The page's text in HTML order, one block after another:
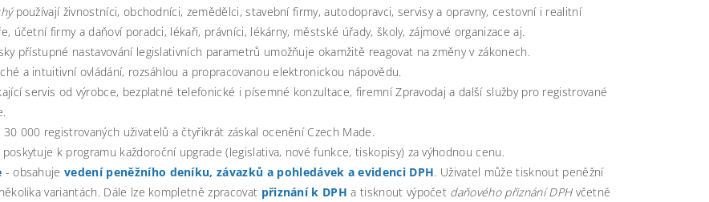
používají živnostníci, obchodníci, zemědělci, stavební firmy, autodopravci, servisy a opravny, cestovní i realitní
účetní firmy a daňoví poradci, lékaři, právníci, lékárny, městské úřady, školy, zájmové organizace aj.
přístupné nastavování legislativních parametrů umožňuje okamžitě reagovat na změny v zákonech.
a intuitivní ovládání, rozsáhlou a propracovanou elektronickou nápovědu.
servis od výrobce, bezplatné telefonické i písemné konzultace, firemní Zpravodaj a další služby pro registrované
30 000 registrovaných uživatelů a čtyřikrát záskal ocenění Czech Made.
poskytuje k programu každoroční upgrade (legislativa, nové funkce, tiskopisy) za výhodnou cenu.
- obsahujevedení peněžního deníku, závazků a pohledávek a evidenci DPH. Uživatel může tisknout peněžní
variantách. Dále lze kompletně zpracovat přiznání k DPH a tisknout výpočet daňového přiznání DPHvčetně